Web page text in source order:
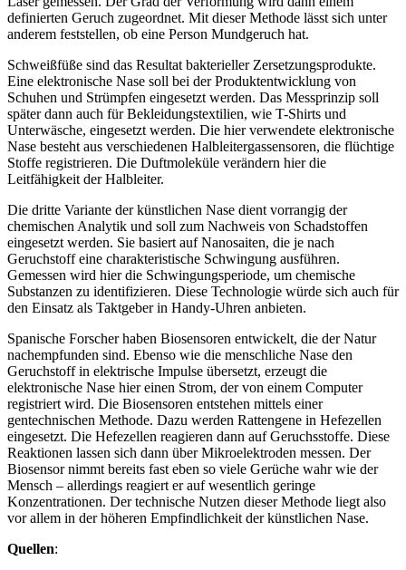
definierten Geruch zugeordnet. Mit dieser Methode lässt sich unter
anderem feststellen, ob eine Person Mundgeruch hat.
Schweißfüße sind das Resultat bakterieller Zersetzungsprodukte.
Eine elektronische Nase soll bei der Produktentwicklung von
Schuhen und Strümpfen eingesetzt werden. Das Messprinzip soll
später dann auch für Bekleidungstextilien, wie T-Shirts und
Unterwäsche, eingesetzt werden. Die hier verwendete elektronische
Nase besteht aus verschiedenen Halbleitergassensoren, die flüchtige
Stoffe registrieren. Die Duftmoleküle verändern hier die
Leitfähigkeit der Halbleiter.
Die dritte Variante der künstlichen Nase dient vorrangig der
chemischen Analytik und soll zum Nachweis von Schadstoffen
eingesetzt werden. Sie basiert auf Nanosaiten, die je nach
Geruchstoff eine charakteristische Schwingung ausführen.
Gemessen wird hier die Schwingungsperiode, um chemische
Substanzen zu identifizieren. Diese Technologie würde sich auch für
den Einsatz als Taktgeber in Handy-Uhren anbieten.
Spanische Forscher haben Biosensoren entwickelt, die der Natur
nachempfunden sind. Ebenso wie die menschliche Nase den
Geruchstoff in elektrische Impulse übersetzt, erzeugt die
elektronische Nase hier einen Strom, der von einem Computer
registriert wird. Die Biosensoren entstehen mittels einer
gentechnischen Methode. Dazu werden Rattengene in Hefezellen
eingesetzt. Die Hefezellen reagieren dann auf Geruchsstoffe. Diese
Reaktionen lassen sich dann über Mikroelektroden messen. Der
Biosensor nimmt bereits fast eben so viele Gerüche wahr wie der
Mensch – allerdings reagiert er auf wesentlich geringe
Konzentrationen. Der technische Nutzen dieser Methode liegt also
vor allem in der höheren Empfindlichkeit der künstlichen Nase.
Quellen: